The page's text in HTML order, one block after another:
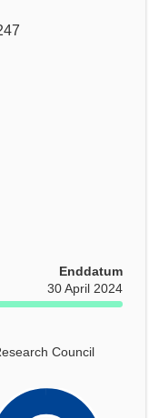
Enddatum
30 April 2024
Council